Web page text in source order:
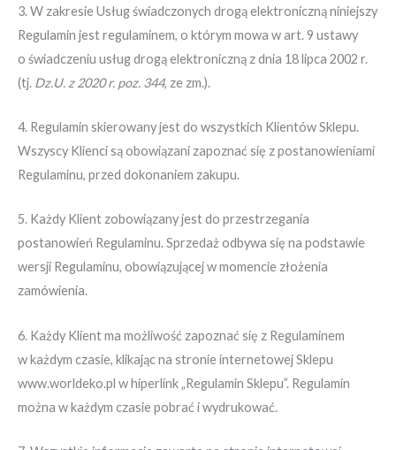
3. W zakresie Usług świadczonych drogą elektroniczną niniejszy
Regulamin jest regulaminem, o którym mowa w art. 9 ustawy
o świadczeniu usług drogą elektroniczną z dnia 18 lipca 2002 r.
(tj. Dz.U. z 2020 r. poz. 344, ze zm.).
4. Regulamin skierowany jest do wszystkich Klientów Sklepu.
Wszyscy Klienci są obowiązani zapoznać się z postanowieniami
Regulaminu, przed dokonaniem zakupu.
5. Każdy Klient zobowiązany jest do przestrzegania
postanowień Regulaminu. Sprzedaż odbywa się na podstawie
wersji Regulaminu, obowiązującej w momencie złożenia
zamówienia.
6. Każdy Klient ma możliwość zapoznać się z Regulaminem
w każdym czasie, klikając na stronie internetowej Sklepu
www.worldeko.pl w hiperlink „Regulamin Sklepu”. Regulamin
można w każdym czasie pobrać i wydrukować.